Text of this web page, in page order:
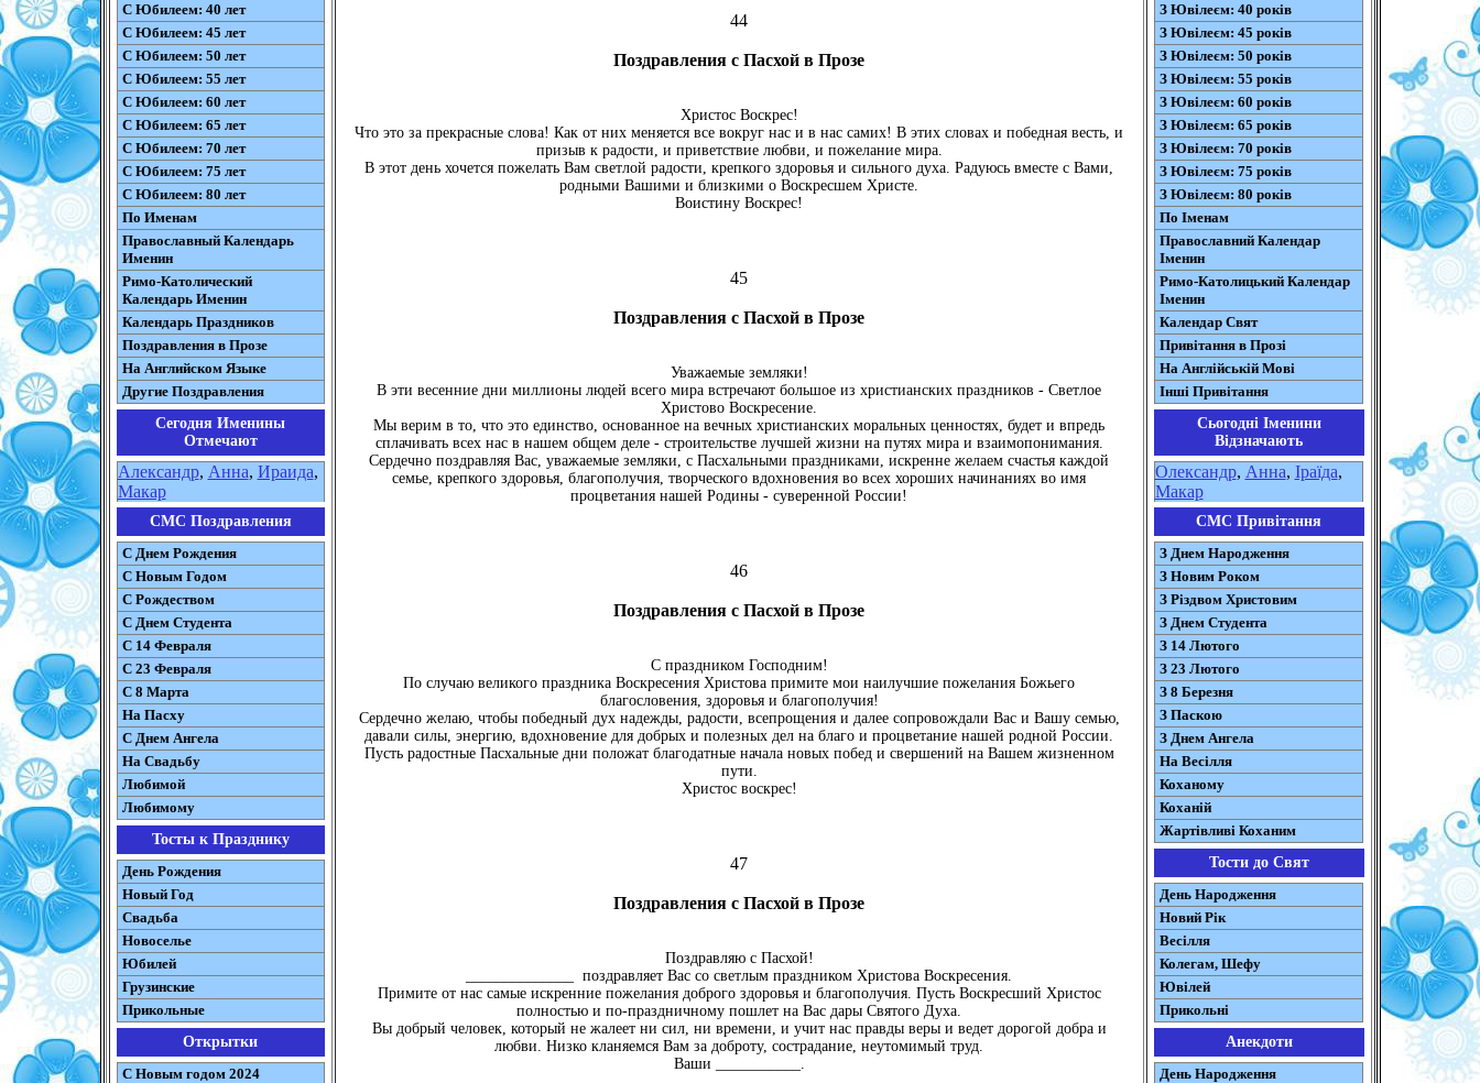
С Юбилеем: 40 лет
С Юбилеем: 45 лет
С Юбилеем: 50 лет
С Юбилеем: 55 лет
С Юбилеем: 60 лет
С Юбилеем: 65 лет
С Юбилеем: 70 лет
С Юбилеем: 75 лет
С Юбилеем: 80 лет
По Именам
Православный Календарь
Именин
Римо-Католический
Календарь Именин
Календарь Праздников
Поздравления в Прозе
На Английском Языке
Другие Поздравления
Сегодня Именины
Отмечают
Александр, Анна, Ираида,
Макар
СМС Поздравления
С Днем Рождения
С Новым Годом
С Рождеством
C Днем Студента
С 14 Февраля
С 23 Февраля
С 8 Марта
На Пасху
C Днем Ангела
На Свадьбу
Любимой
Любимому
Тосты к Празднику
День Рождения
Новый Год
Свадьба
Новоселье
Юбилей
Грузинские
Прикольные
Открытки
С Новым годом 2024
44
Поздравления с Пасхой в Прозе
Христос Воскрес!
Что это за прекрасные слова! Как от них меняется все вокруг нас и в нас самих! В этих словах и победная весть, и
призыв к радости, и приветствие любви, и пожелание мира.
В этот день хочется пожелать Вам светлой радости, крепкого здоровья и сильного духа. Радуюсь вместе с Вами,
родными Вашими и близкими о Воскресшем Христе.
Воистину Воскрес!
45
Поздравления с Пасхой в Прозе
Уважаемые земляки!
В эти весенние дни миллионы людей всего мира встречают большое из христианских праздников - Светлое
Христово Воскресение.
Мы верим в то, что это единство, основанное на вечных христианских моральных ценностях, будет и впредь
сплачивать всех нас в нашем общем деле - строительстве лучшей жизни на путях мира и взаимопонимания.
Сердечно поздравляя Вас, уважаемые земляки, с Пасхальными праздниками, искренне желаем счастья каждой
семье, крепкого здоровья, благополучия, творческого вдохновения во всех хороших начинаниях во имя
процветания нашей Родины - суверенной России!
46
Поздравления с Пасхой в Прозе
С праздником Господним!
По случаю великого праздника Воскресения Христова примите мои наилучшие пожелания Божьего
благословения, здоровья и благополучия!
Сердечно желаю, чтобы победный дух надежды, радости, всепрощения и далее сопровождали Вас и Вашу семью,
давали силы, энергию, вдохновение для добрых и полезных дел на благо и процветание нашей родной России.
Пусть радостные Пасхальные дни положат благодатные начала новых побед и свершений на Вашем жизненном
пути.
Христос воскрес!
47
Поздравления с Пасхой в Прозе
Поздравляю с Пасхой!
______________ поздравляет Вас со светлым праздником Христова Воскресения.
Примите от нас самые искренние пожелания доброго здоровья и благополучия. Пусть Воскресший Христос
полностью и по-праздничному пошлет на Вас дары Святого Духа.
Вы добрый человек, который не жалеет ни сил, ни времени, и учит нас правды веры и ведет дорогой добра и
любви. Низко кланяемся Вам за доброту, сострадание, неутомимый труд.
Ваши ___________.
З Ювілеєм: 40 років
З Ювілеєм: 45 років
З Ювілеєм: 50 років
З Ювілеєм: 55 років
З Ювілеєм: 60 років
З Ювілеєм: 65 років
З Ювілеєм: 70 років
З Ювілеєм: 75 років
З Ювілеєм: 80 років
По Іменам
Православний Календар
Іменин
Римо-Католицький Календар
Іменин
Календар Свят
Привітання в Прозі
На Англійській Мові
Інші Привітання
Сьогодні Іменини
Відзначають
Олександр, Анна, Іраїда,
Макар
СМС Привітання
З Днем Народження
З Новим Роком
З Різдвом Христовим
З Днем Студента
З 14 Лютого
З 23 Лютого
З 8 Березня
З Паскою
З Днем Ангела
На Весілля
Коханому
Коханій
Жартівливі Коханим
Тости до Свят
День Народження
Новий Рік
Весілля
Колегам, Шефу
Ювілей
Прикольні
Анекдоти
День Народження